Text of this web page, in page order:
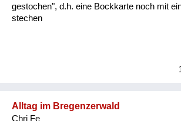
gestochen", d.h. eine Bockkarte noch mit
stechen
Alltag im Bregenzerwald
Chri Fe